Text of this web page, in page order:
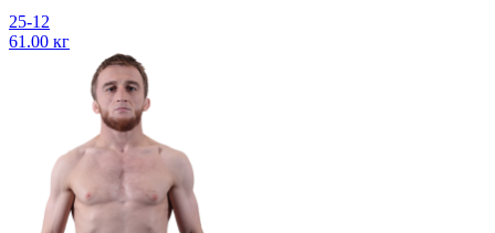
25-12
61.00 кг